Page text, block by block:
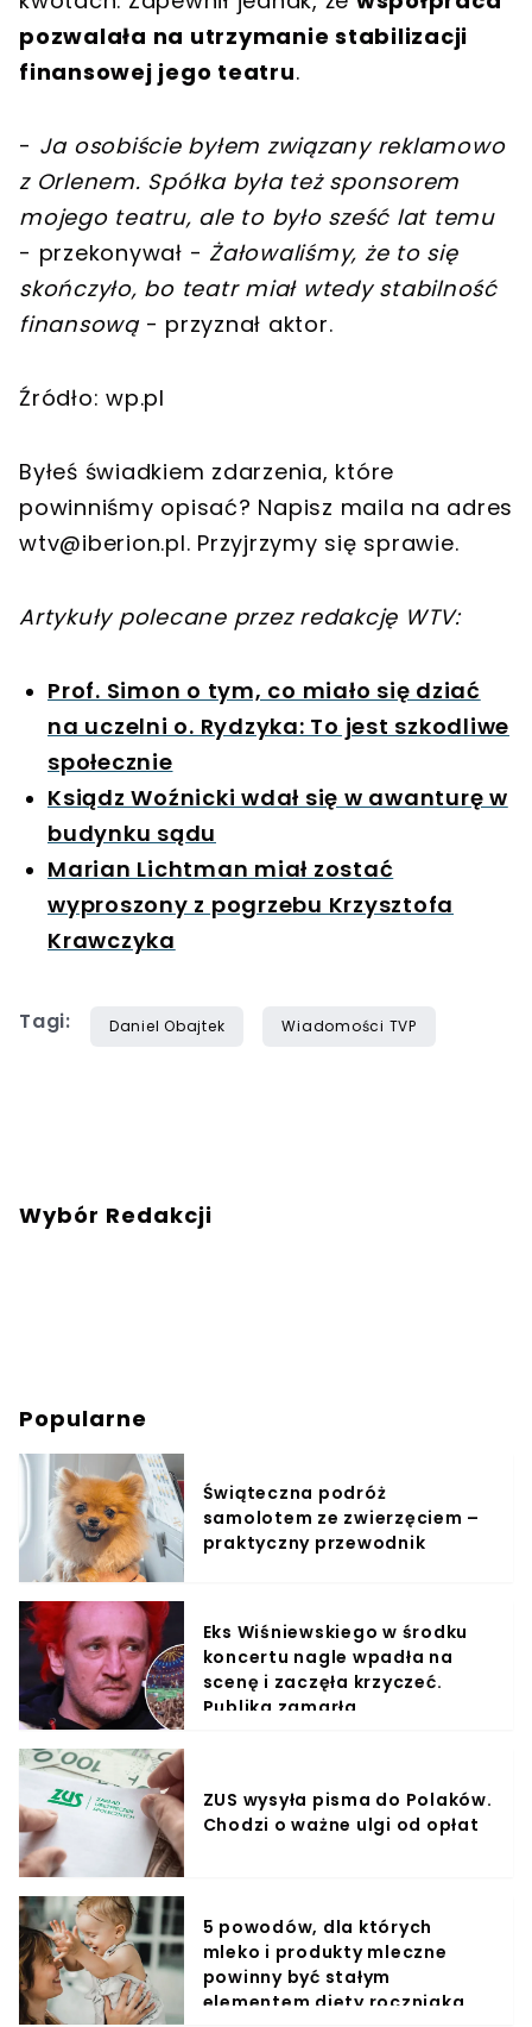
pozwalała na utrzymanie stabilizacji
finansowej jego teatru.
- Ja osobiście byłem związany reklamowo
z Orlenem. Spółka była też sponsorem
mojego teatru, ale to było sześć lat temu
- przekonywał - Żałowaliśmy, że to się
skończyło, bo teatr miał wtedy stabilność
finansową- przyznał aktor.
Źródło: wp.pl
Byłeś świadkiem zdarzenia, które
powinniśmy opisać? Napisz maila na adres
wtv@iberion.pl. Przyjrzymy się sprawie.
Artykuły polecane przez redakcję WTV:
Prof. Simon o tym, co miało się dziać
na uczelni o. Rydzyka: To jest szkodliwe
społecznie
Ksiądz Woźnicki wdał się w awanturę w
budynku sądu
Marian Lichtman miał zostać
wyproszony z pogrzebu Krzysztofa
Krawczyka
Tagi: Daniel Obajtek Wiadomości TVP
Wybór Redakcji
Popularne
Świąteczna podróż
samolotem ze zwierzęciem –
praktyczny przewodnik
Eks Wiśniewskiego w środku
koncertu nagle wpadła na
scenę i zaczęła krzyczeć.
Publika zamarła
ZUS wysyła pisma do Polaków.
Chodzi o ważne ulgi od opłat
5 powodów, dla których
mleko i produkty mleczne
powinny być stałym
elementem diety roczniaka